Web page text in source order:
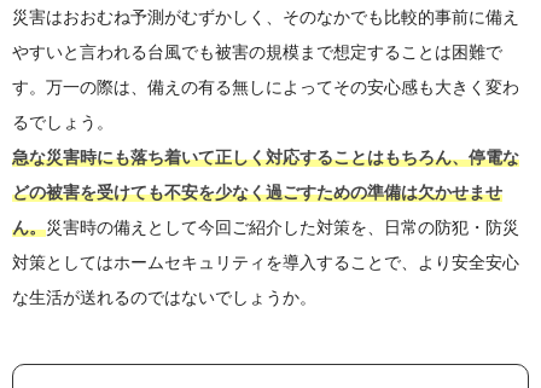
災害はおおむね予測がむずかしく、そのなかでも比較的事前に備え
やすいと言われる台風でも被害の規模まで想定することは困難で
す。万一の際は、備えの有る無しによってその安心感も大きく変わ
るでしょう。
急な災害時にも落ち着いて正しく対応することはもちろん、停電な
どの被害を受けても不安を少なく過ごすための準備は欠かせませ
ん。災害時の備えとして今回ご紹介した対策を、日常の防犯・防災
対策としてはホームセキュリティを導入することで、より安全安心
な生活が送れるのではないでしょうか。